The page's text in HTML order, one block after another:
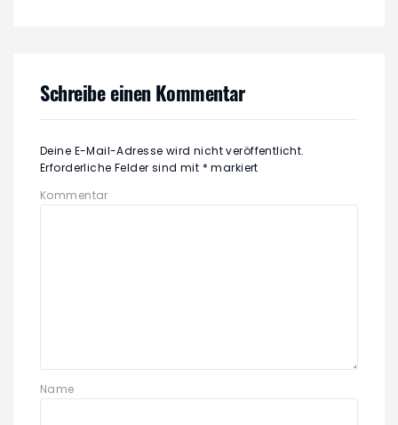
Schreibe einen Kommentar
Deine E-Mail-Adresse wird nicht veröffentlicht.
Erforderliche Felder sind mit * markiert
Kommentar
Name